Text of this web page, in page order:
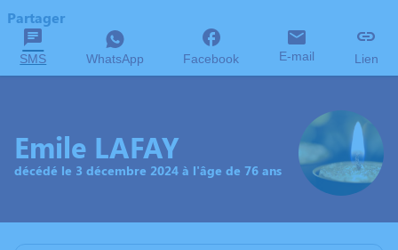
Partager
SMS WhatsApp Facebook E-mail Lien
Emile LAFAY
décédé le 3 décembre 2024 à l'âge de 76 ans